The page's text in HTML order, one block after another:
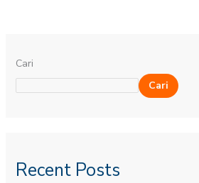
Cari
Cari
Recent Posts